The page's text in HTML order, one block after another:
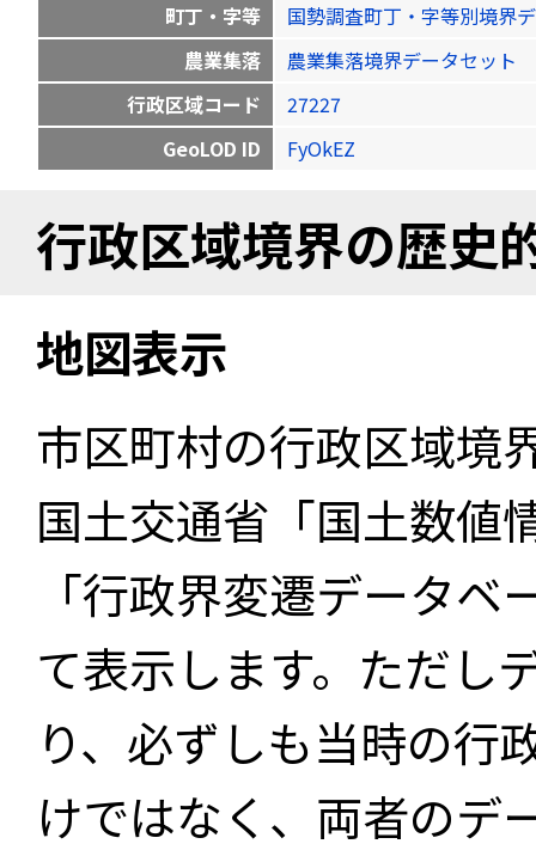
町丁・字等
国勢調査町丁・字等別境界
農業集落
農業集落境界データセット
行政区域コード
27227
GeoLOD ID
FyOkEZ
行政区域境界の歴史
地図表示
市区町村の行政区域境
国土交通省「国土数値
「行政界変遷データ
て表示します。ただし
り、必ずしも当時の行
けではなく、両者のデ